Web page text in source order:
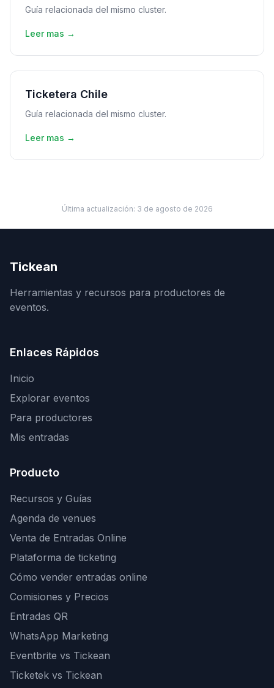
Guía relacionada del mismo cluster.
Leer mas →
Ticketera Chile
Guía relacionada del mismo cluster.
Leer mas →
Última actualización: 3 de agosto de 2026
Tickean
Herramientas y recursos para productores de
eventos.
Enlaces Rápidos
Inicio
Explorar eventos
Para productores
Mis entradas
Producto
Recursos y Guías
Agenda de venues
Venta de Entradas Online
Plataforma de ticketing
Cómo vender entradas online
Comisiones y Precios
Entradas QR
WhatsApp Marketing
Eventbrite vs Tickean
Ticketek vs Tickean